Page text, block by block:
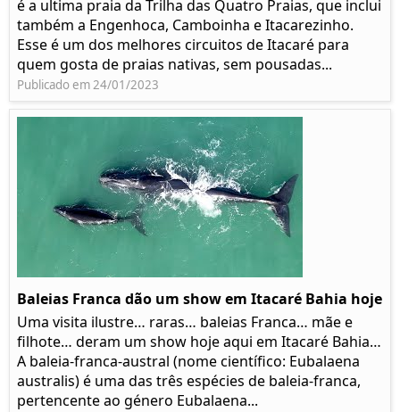
é a ultima praia da Trilha das Quatro Praias, que inclui
também a Engenhoca, Camboinha e Itacarezinho.
Esse é um dos melhores circuitos de Itacaré para
quem gosta de praias nativas, sem pousadas...
Publicado em 24/01/2023
Baleias Franca dão um show em Itacaré Bahia hoje
Uma visita ilustre… raras… baleias Franca… mãe e
filhote… deram um show hoje aqui em Itacaré Bahia…
A baleia-franca-austral (nome científico: Eubalaena
australis) é uma das três espécies de baleia-franca,
pertencente ao género Eubalaena...